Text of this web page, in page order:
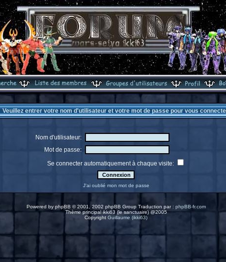
Veuillez entrer votre nom d'utilisateur et votre mot de passe pour vous
Nom d'utilisateur:
Mot de passe:
Se connecter automatiquement à chaque visite:
J'ai oublié mon mot de passe
Powered by phpBB © 2001, 2002 phpBB Group Traduction par : phpBB-fr.com
Thème principal ikki63 (le sanctuaire) @2005
Copyright Guillaume (ikki63)